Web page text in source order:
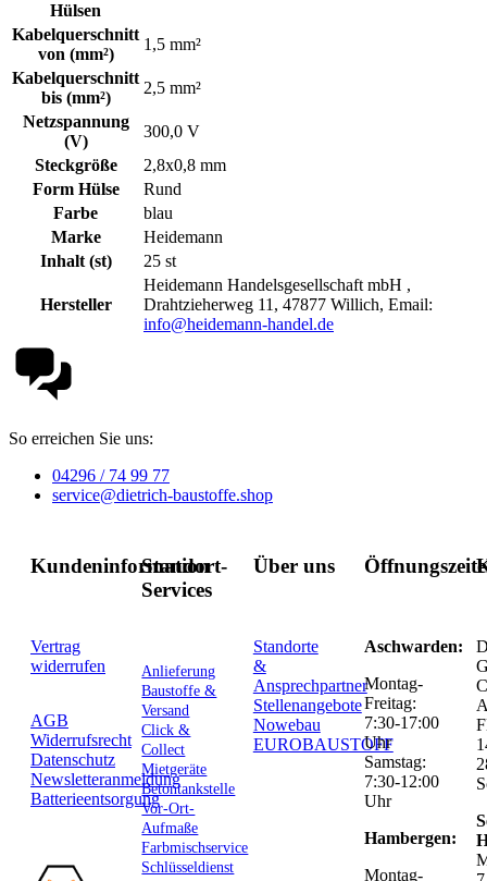
Hülsen
Kabelquerschnitt
von (mm²)
1,5 mm²
Kabelquerschnitt
bis (mm²)
2,5 mm²
Netzspannung
(V)
300,0 V
Steckgröße
2,8x0,8 mm
Form Hülse
Rund
Farbe
blau
Marke
Heidemann
Inhalt (st)
25 st
Hersteller
Heidemann Handelsgesellschaft mbH ,
Drahtzieherweg 11, 47877 Willich, Email:
info@heidemann-handel.de
So erreichen Sie uns:
04296 / 74 99 77
service@dietrich-baustoffe.shop
Kundeninformation
Vertrag
widerrufen
AGB
Widerrufsrecht
Datenschutz
Newsletteranmeldung
Batterieentsorgung
Standort-
Services
Anlieferung
Baustoffe &
Versand
Click &
Collect
Mietgeräte
Betontankstelle
Vor-Ort-
Aufmaße
Farbmischservice
Schlüsseldienst
Über uns
Standorte
&
Ansprechpartner
Stellenangebote
Nowebau
EUROBAUSTOFF
Aschwarden:
Montag-
Freitag:
7:30-17:00
Uhr
Samstag:
7:30-12:00
Uhr
Hambergen:
Montag-